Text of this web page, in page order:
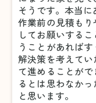
そうです。本当に
作業前の見積も
してお願いする
うことがあれば
解決策を考えて
て進めることが
るとは思わなか
と思います。